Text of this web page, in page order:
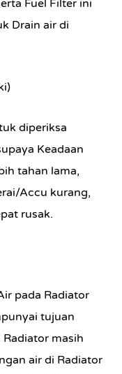
Fuel Filter ini
Drain air di
diperiksa
Keadaan
tahan lama,
Accu kurang,
rusak.
pada Radiator
tujuan
masih
air di Radiator